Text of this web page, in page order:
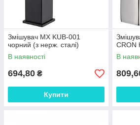
Змішувач MX KUB-001
чорний (з нерж. сталі)
В наявності
694,80 ₴
Купити
CRON
В